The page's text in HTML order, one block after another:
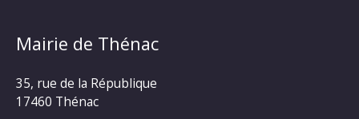
Mairie de Thénac
35, rue de la République
17460 Thénac